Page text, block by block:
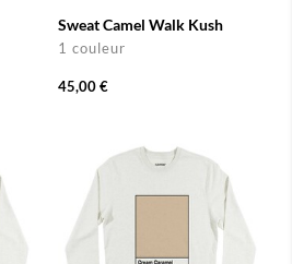
Sweat Camel Walk Kush
1 couleur
45,00 €